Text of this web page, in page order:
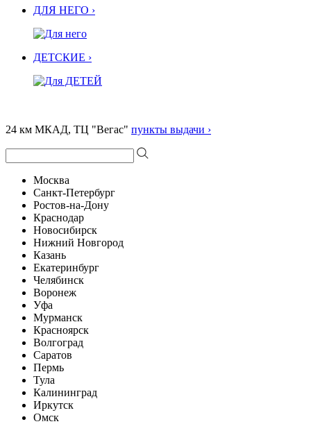
ДЛЯ НЕГО ›
ДЕТСКИЕ ›
24 км МКАД, ТЦ "Вегас" пункты выдачи ›
Москва
Санкт-Петербург
Ростов-на-Дону
Краснодар
Новосибирск
Нижний Новгород
Казань
Екатеринбург
Челябинск
Воронеж
Уфа
Мурманск
Красноярск
Волгоград
Саратов
Пермь
Тула
Калининград
Иркутск
Омск